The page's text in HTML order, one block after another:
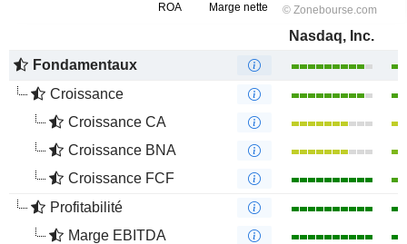
Nasdaq, Inc.
Fondamentaux
Croissance
Croissance CA
Croissance BNA
Croissance FCF
Profitabilité
Marge EBITDA